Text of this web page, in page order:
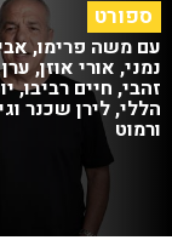
ספורט
עם משה פרימו,
נמני, אורי אוזן, ערן
זהבי, חיים רביבו,
הללי, לירן שכנר
ורמוט